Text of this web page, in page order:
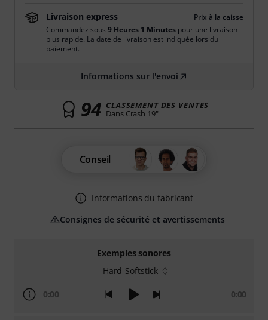
Exemples sonores
Hard-Softstick
0:00 0:00
Livraison express
Prix à la caisse
Commandez sous 9 Heures 1 Minutes pour une livraison
plus rapide. La date de livraison est indiquée lors du
paiement.
Informations sur l'envoi
94 CLASSEMENT DES VENTES
Dans Crash 19"
Conseil
Informations du fabricant
Consignes de sécurité et avertissements